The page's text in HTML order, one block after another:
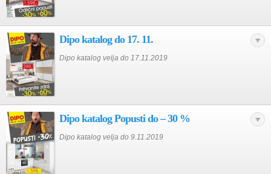
Dipo katalog do 17. 11.
Dipo katalog velja do 17.11.2019
Dipo katalog Popusti do – 30 %
Dipo katalog velja do 9.11.2019